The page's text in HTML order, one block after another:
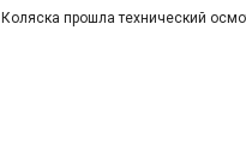
Коляска прошла технический